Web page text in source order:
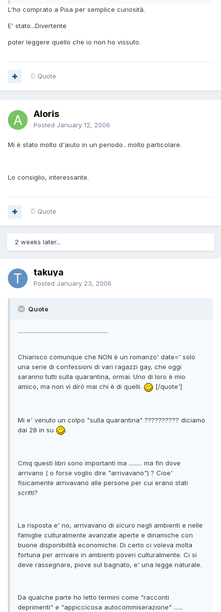
L'ho comprato a Pisa per semplice curiosità.
E' stato...Divertente
poter leggere quello che io non ho vissuto.
Quote
Aloris
Posted January 12, 2006
Mi è stato molto d'aiuto in un periodo.. molto particolare.
Lo consiglio, interessante.
Quote
2 weeks later...
takuya
Posted January 23, 2006
Quote
.............................................................
Chiarisco comunque che NON è un romanzo' date=' solo
una serie di confessioni di vari ragazzi gay, che oggi
saranno tutti sulla quarantina, ormai. Uno di loro è mio
amico, ma non vi dirò mai chi è di quelli.
[/quote']
Mi e' venuto un colpo "sulla quarantina" ?????????? diciamo
dai 28 in su
.
Cmq questi libri sono importanti ma ......... ma fin dove
arrivano ( o forse voglio dire "arrivavano") ? Cioe'
fisicamente arrivavano alle persone per cui erano stati
scritti?
La risposta e' no, arrivavano di sicuro negli ambienti e nelle
famiglie culturalmente avanzate aperte e dinamiche con
buone disponibilità economiche. Di certo ci voleva molta
fortuna per arrivare in ambienti poveri culturalmente. Ci si
deve rassegnare, piove sul bagnato, e' una legge naturale.
Da qualche parte ho letto termini come "racconti
deprimenti" e "appiccicosa autocommiserazione" ......